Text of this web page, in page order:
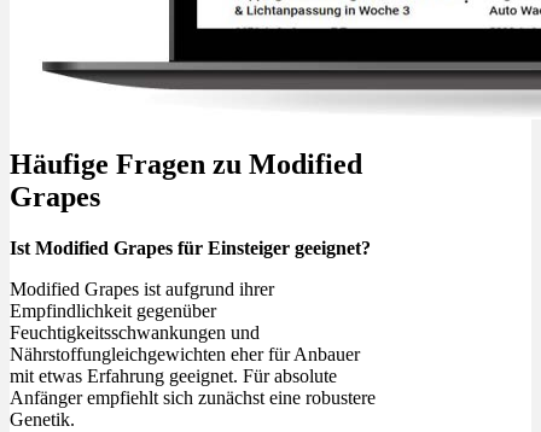
Häufige Fragen zu Modified
Grapes
Ist Modified Grapes für Einsteiger geeignet?
Modified Grapes ist aufgrund ihrer
Empfindlichkeit gegenüber
Feuchtigkeitsschwankungen und
Nährstoffungleichgewichten eher für Anbauer
mit etwas Erfahrung geeignet. Für absolute
Anfänger empfiehlt sich zunächst eine robustere
Genetik.